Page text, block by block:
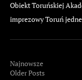
Obiekt Toruńskiej
imprezowy Toruń
Najnowsze
Older Posts